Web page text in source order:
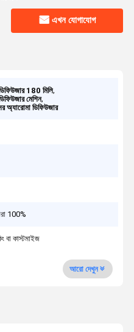
এখন যোগাযোগ
180 মিলি,
মেশিন,
অ্যারোমা ডিফিউজার
100%
বা কাস্টমাইজ
আরো দেখুন